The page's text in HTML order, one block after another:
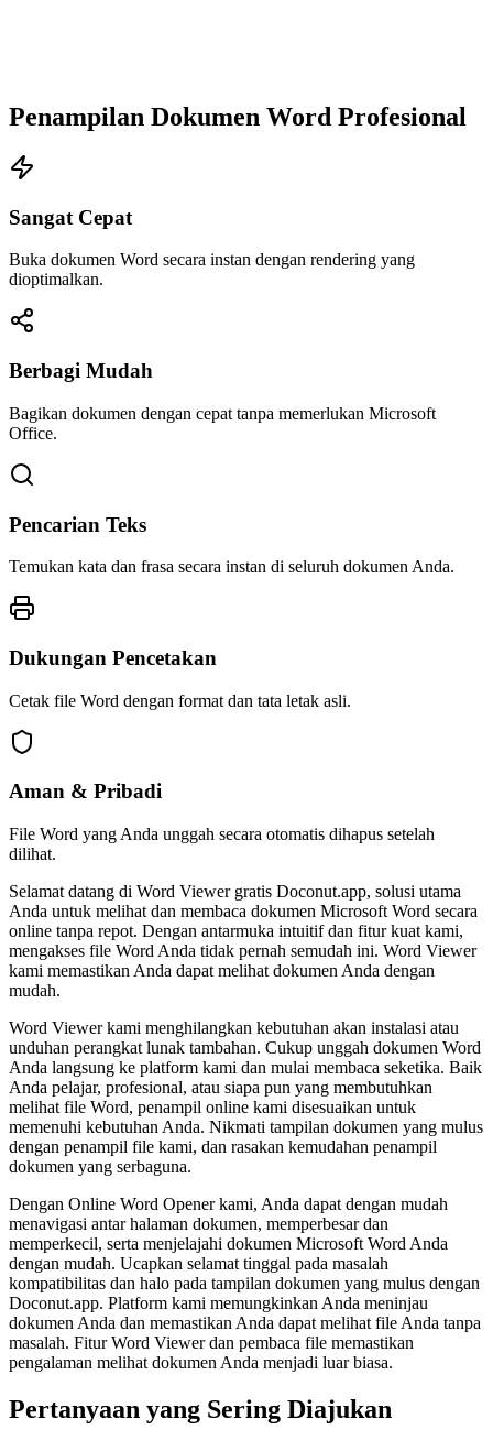
Penampilan Dokumen Word Profesional
Sangat Cepat
Buka dokumen Word secara instan dengan rendering yang
dioptimalkan.
Berbagi Mudah
Bagikan dokumen dengan cepat tanpa memerlukan Microsoft
Office.
Pencarian Teks
Temukan kata dan frasa secara instan di seluruh dokumen Anda.
Dukungan Pencetakan
Cetak file Word dengan format dan tata letak asli.
Aman & Pribadi
File Word yang Anda unggah secara otomatis dihapus setelah
dilihat.
Selamat datang di Word Viewer gratis Doconut.app, solusi utama
Anda untuk melihat dan membaca dokumen Microsoft Word secara
online tanpa repot. Dengan antarmuka intuitif dan fitur kuat kami,
mengakses file Word Anda tidak pernah semudah ini. Word Viewer
kami memastikan Anda dapat melihat dokumen Anda dengan
mudah.
Word Viewer kami menghilangkan kebutuhan akan instalasi atau
unduhan perangkat lunak tambahan. Cukup unggah dokumen Word
Anda langsung ke platform kami dan mulai membaca seketika. Baik
Anda pelajar, profesional, atau siapa pun yang membutuhkan
melihat file Word, penampil online kami disesuaikan untuk
memenuhi kebutuhan Anda. Nikmati tampilan dokumen yang mulus
dengan penampil file kami, dan rasakan kemudahan penampil
dokumen yang serbaguna.
Dengan Online Word Opener kami, Anda dapat dengan mudah
menavigasi antar halaman dokumen, memperbesar dan
memperkecil, serta menjelajahi dokumen Microsoft Word Anda
dengan mudah. Ucapkan selamat tinggal pada masalah
kompatibilitas dan halo pada tampilan dokumen yang mulus dengan
Doconut.app. Platform kami memungkinkan Anda meninjau
dokumen Anda dan memastikan Anda dapat melihat file Anda tanpa
masalah. Fitur Word Viewer dan pembaca file memastikan
pengalaman melihat dokumen Anda menjadi luar biasa.
Pertanyaan yang Sering Diajukan